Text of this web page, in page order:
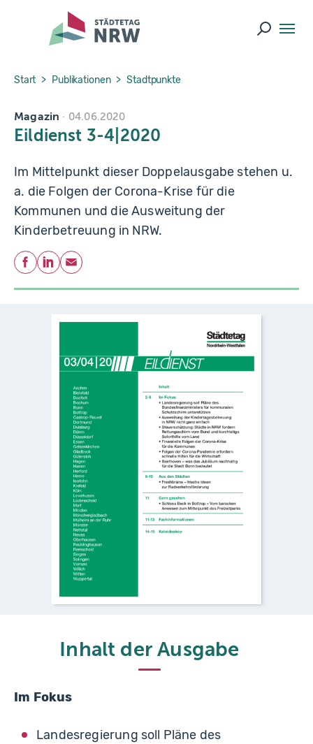
Skip to main navigation
Skip to main content
Skip to page footer
Suche
You are here:
Start Publikationen Stadtpunkte
Magazin 04.06.2020
Eildienst 3-4|2020
Im Mittelpunkt dieser Doppelausgabe stehen u.
a. die Folgen der Corona-Krise für die
Kommunen und die Ausweitung der
Kinderbetreuung in NRW.
Teilen
Facebook
LinkedIn
E-Mail
Inhalt der Ausgabe
Im Fokus
Landesregierung soll Pläne des